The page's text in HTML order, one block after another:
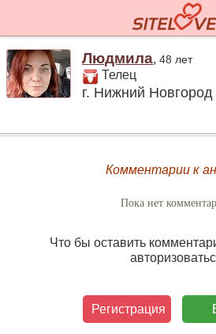
Людмила,48 лет
Телец
г. Нижний
Комментарии к
Пока нет
Что бы оставить
Регистрация